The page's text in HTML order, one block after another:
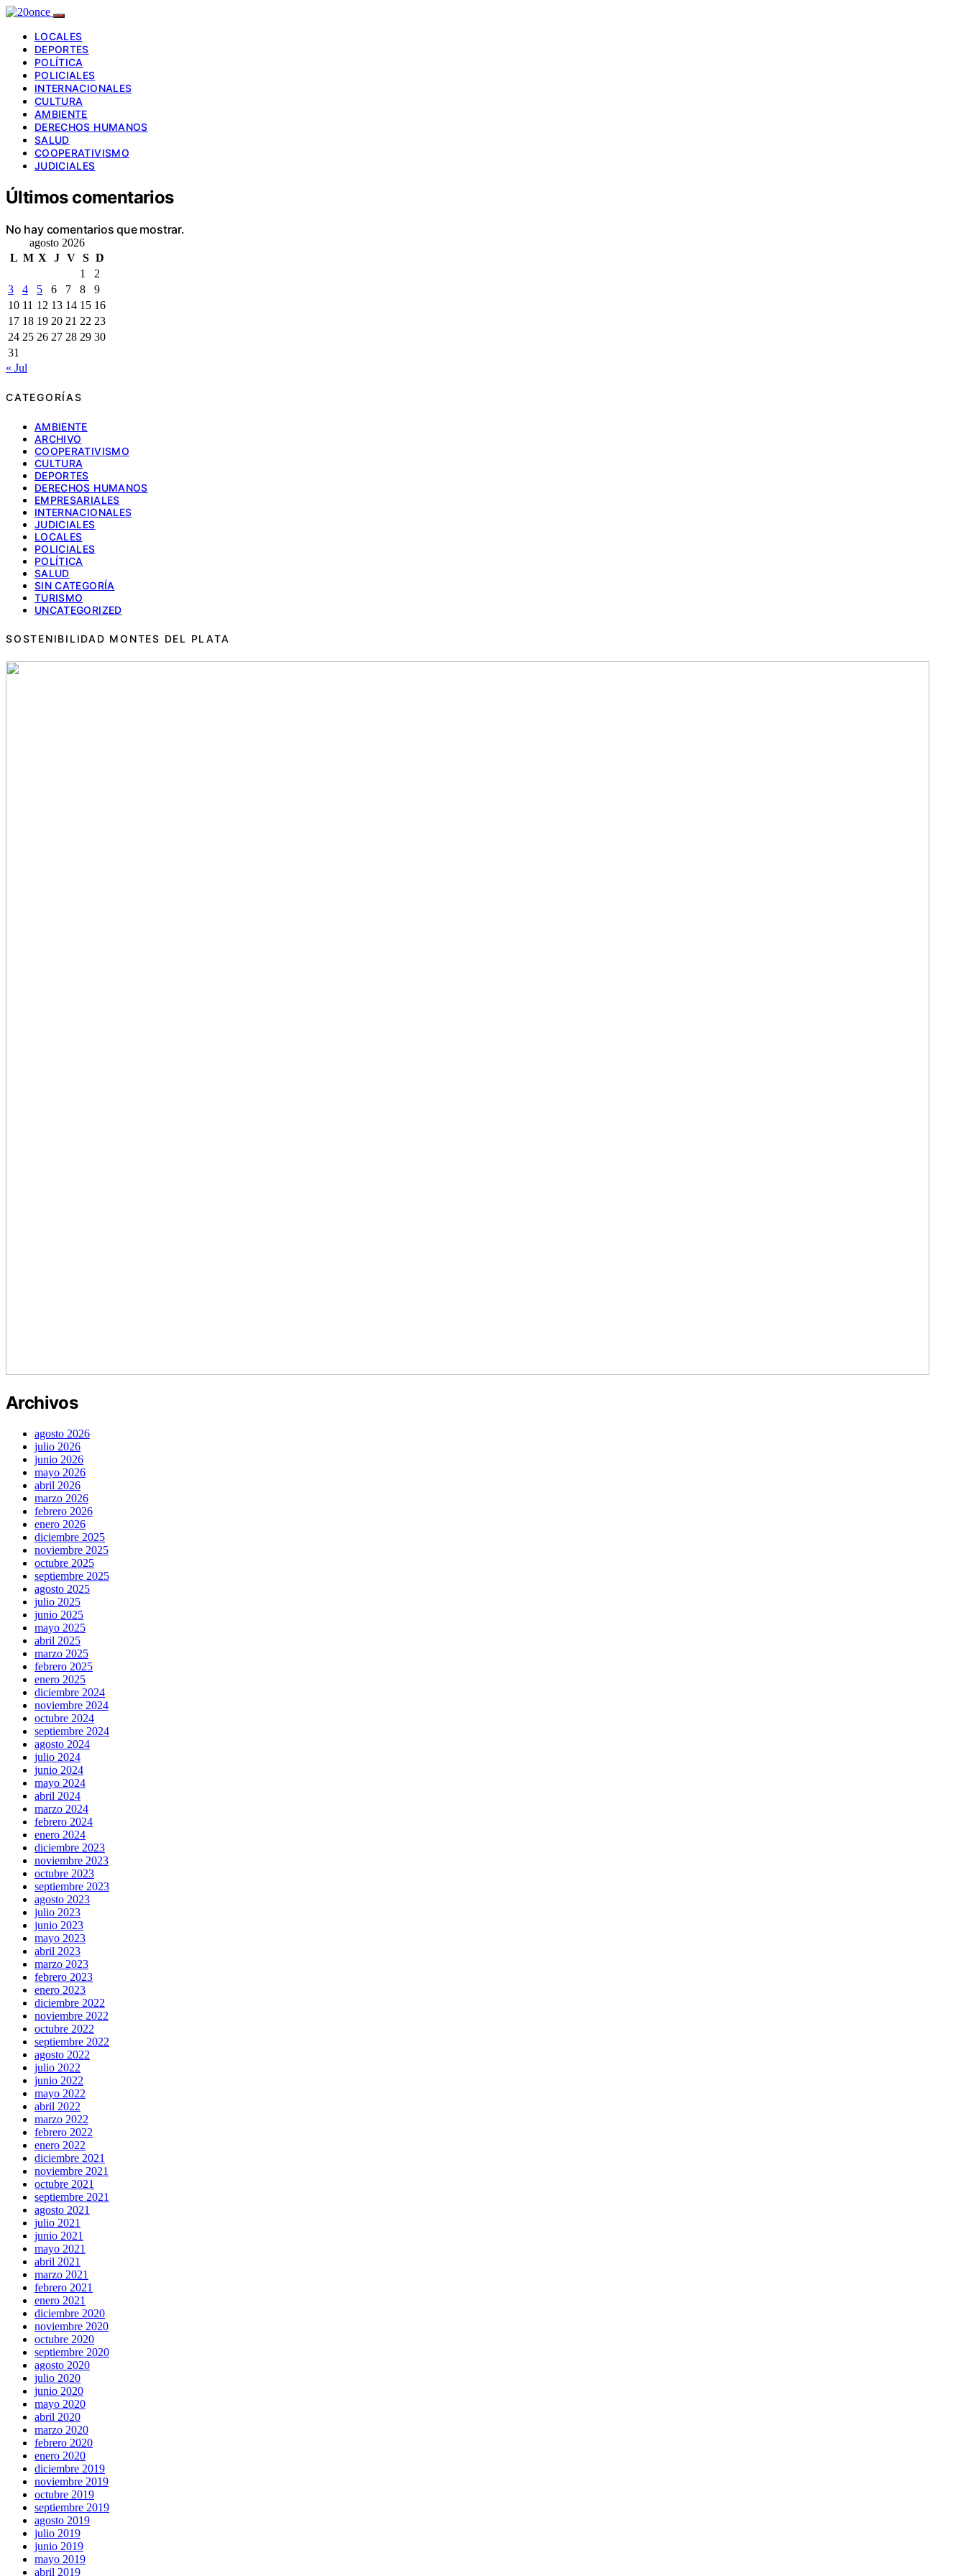
LOCALES
DEPORTES
POLÍTICA
POLICIALES
INTERNACIONALES
CULTURA
AMBIENTE
DERECHOS HUMANOS
SALUD
COOPERATIVISMO
JUDICIALES
Últimos comentarios
No hay comentarios que mostrar.
agosto 2026
L M X J V S D
1
2
3
4 5 6 7 8
9
10 11 12 13 14 15 16
17 18 19 20 21 22 23
24 25 26 27 28 29 30
31
« Jul
CATEGORÍAS
AMBIENTE
ARCHIVO
COOPERATIVISMO
CULTURA
DEPORTES
DERECHOS HUMANOS
EMPRESARIALES
INTERNACIONALES
JUDICIALES
LOCALES
POLICIALES
POLÍTICA
SALUD
SIN CATEGORÍA
TURISMO
UNCATEGORIZED
SOSTENIBILIDAD MONTES DEL PLATA
Archivos
agosto 2026
julio 2026
junio 2026
mayo 2026
abril 2026
marzo 2026
febrero 2026
enero 2026
diciembre 2025
noviembre 2025
octubre 2025
septiembre 2025
agosto 2025
julio 2025
junio 2025
mayo 2025
abril 2025
marzo 2025
febrero 2025
enero 2025
diciembre 2024
noviembre 2024
octubre 2024
septiembre 2024
agosto 2024
julio 2024
junio 2024
mayo 2024
abril 2024
marzo 2024
febrero 2024
enero 2024
diciembre 2023
noviembre 2023
octubre 2023
septiembre 2023
agosto 2023
julio 2023
junio 2023
mayo 2023
abril 2023
marzo 2023
febrero 2023
enero 2023
diciembre 2022
noviembre 2022
octubre 2022
septiembre 2022
agosto 2022
julio 2022
junio 2022
mayo 2022
abril 2022
marzo 2022
febrero 2022
enero 2022
diciembre 2021
noviembre 2021
octubre 2021
septiembre 2021
agosto 2021
julio 2021
junio 2021
mayo 2021
abril 2021
marzo 2021
febrero 2021
enero 2021
diciembre 2020
noviembre 2020
octubre 2020
septiembre 2020
agosto 2020
julio 2020
junio 2020
mayo 2020
abril 2020
marzo 2020
febrero 2020
enero 2020
diciembre 2019
noviembre 2019
octubre 2019
septiembre 2019
agosto 2019
julio 2019
junio 2019
mayo 2019
abril 2019